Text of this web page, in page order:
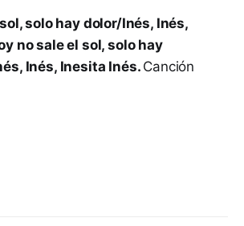
solo hay dolor/Inés, Inés,
no sale el sol, solo hay
Inés, Inesita Inés. Canción